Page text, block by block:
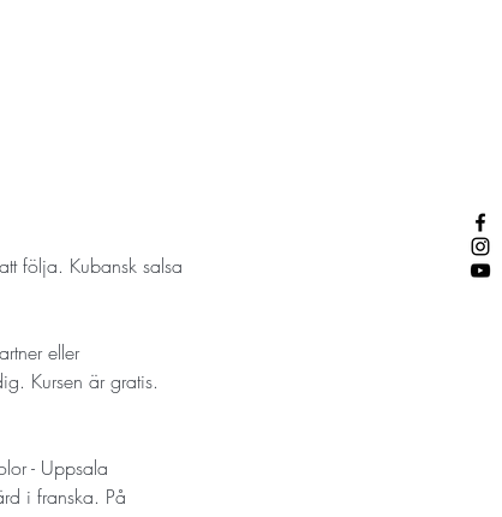
följa. Kubansk salsa
eller
Kursen är gratis.
- Uppsala
i franska. På